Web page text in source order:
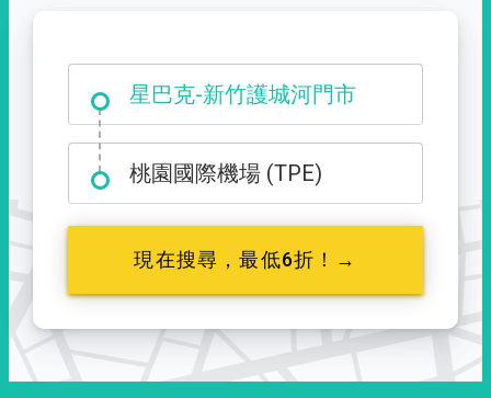
星巴克-新竹護城河門市
大霸尖山登山口
桃園國際機場 (TPE)
現在搜尋，最低6折！→